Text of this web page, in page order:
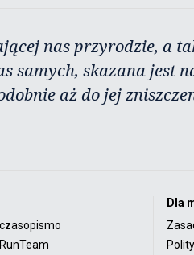
nas przyrodzie, a
samych, skazana jest
aż do jej
Dla